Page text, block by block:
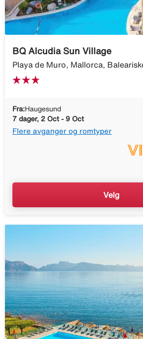
BQ Alcudia Sun Village
Playa de Muro, Mallorca,
Fra:Haugesund
7 dager, 2 Oct - 9 Oct
Flere avganger og romtyper
Velg